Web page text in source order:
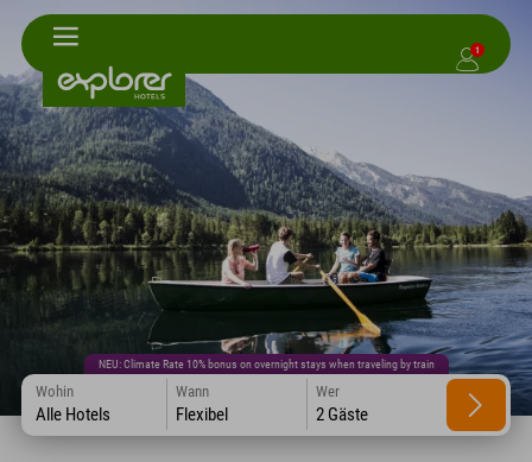
1
NEU: Climate Rate 10% bonus on overnight stays when traveling by train
Wohin
Alle Hotels
Wann
Flexibel
Wer
2 Gäste